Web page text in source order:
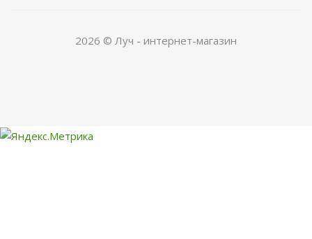
2026 © Луч - интернет-магазин